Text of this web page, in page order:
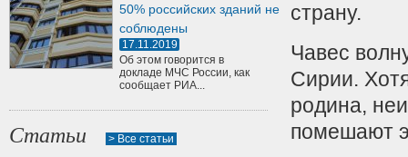
50% российских зданий не
соблюдены
17.11.2019
Об этом говорится в
докладе МЧС России, как
сообщает РИА...
Статьи > Все статьи
страну.
Чавес
Сирии.
родина,
помешают